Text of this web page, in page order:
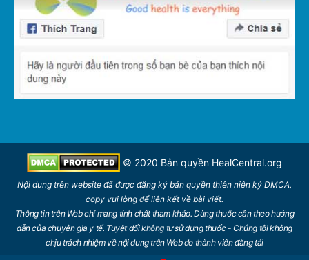
© 2020 Bản quyền HealCentral.org
Nội dung trên website đã được đăng ký bản quyền thiên niên kỷ DMCA,
copy vui lòng đểliên kếtvề bài viết.
Thông tin trên Web chỉ mang tính chất tham khảo. Dùng thuốc cần theo hướng
dẫn của chuyên gia y tế. Tuyệt đối không tự sử dụng thuốc - Chúng tôi không
chịu trách nhiệm về nội dung trên Web do thành viên đăng tải